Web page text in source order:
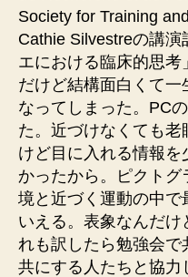
Society for Training
Cathie Silvestreの講
エにおける臨床的思
だけど結構面白くて
なってしまった。PC
た。近づけなくても
けど目に入れる情報
かったから。ピクト
境と近づく運動の中で
いえる。表象なんだけ
れも訳したら勉強会で
共にする人たちと協